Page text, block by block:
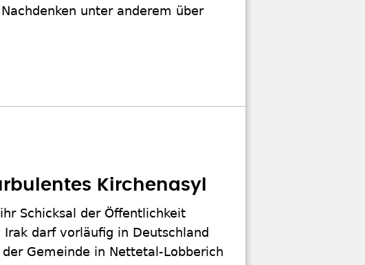
unter anderem über
Kirchenasyl
Schicksal der Öffentlichkeit
Irak darf vorläufig in Deutschland
Gemeinde in Nettetal-Lobberich